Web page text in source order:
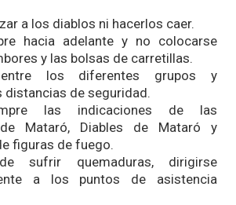
a los diablos ni hacerlos caer.
hacia adelante y no colocarse
y las bolsas de carretillas.
entre los diferentes grupos y
distancias de seguridad.
las indicaciones de las
de Mataró, Diables de Mataró y
figuras de fuego.
sufrir quemaduras, dirigirse
a los puntos de asistencia